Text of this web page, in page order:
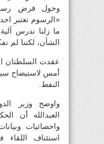
وحول فرض رسوم
«الرسوم تعتبر
ما زلنا ندرس
الشأن، لكننا لم
عقدت السلطتان
أمس لاستيضاح
النفط.
واوضح وزير
العبدالله أن
واحصائيات
استئناف